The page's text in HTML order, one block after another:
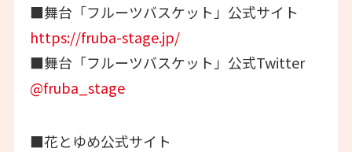
■舞台「フルーツバスケット」公式サイト
https://fruba-stage.jp/
■舞台「フルーツバスケット」公式Twitter
@fruba_stage
■花とゆめ公式サイト